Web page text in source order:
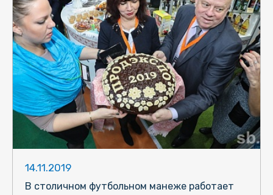
14.11.2019
В столичном футбольном манеже работает